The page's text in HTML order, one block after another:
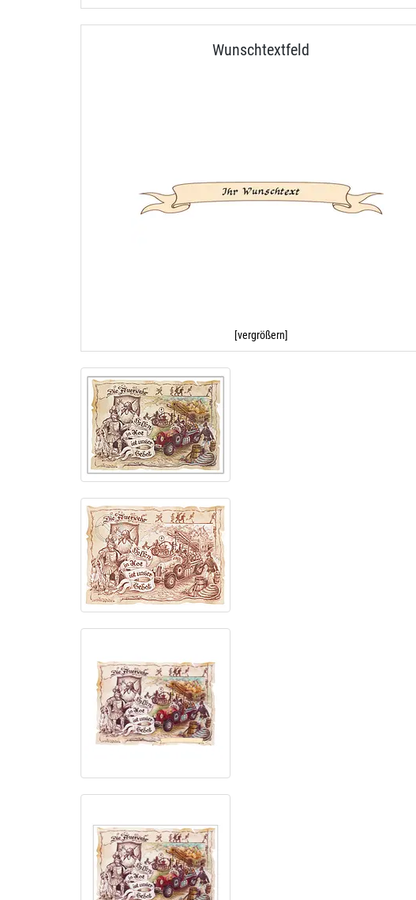
Wunschtextfeld
[vergrößern]